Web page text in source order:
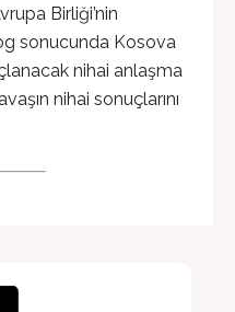
Birliği’nin
sonucunda Kosova
nihai anlaşma
nihai sonuçlarını